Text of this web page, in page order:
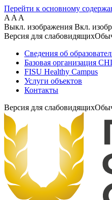
Перейти к основному
A A A
Выкл. изображения Вкл.
Версия для слабовидящих
Сведения об
Базовая организация
FISU Healthy Campus
Услуги объектов
Контакты
Версия для слабовидящих